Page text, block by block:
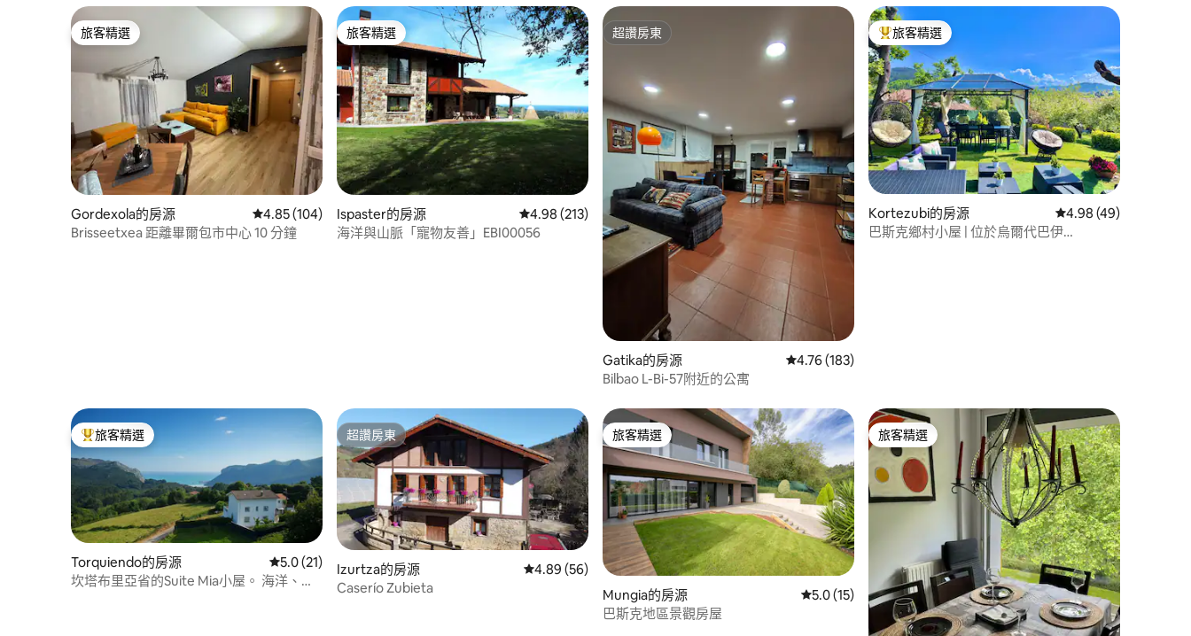
旅客精選
旅客精選
Gordexola的房源 從 104 則評價中獲得 4.85 的平均評分（滿分 5 分）
4.85 (104)
Brisseetxea 距離畢爾包市中心 10 分鐘
旅客精選
旅客精選
Ispaster的房源 從 213 則評價中獲得 4.98 的平均評分（滿分 5 分）
4.98 (213)
海洋與山脈「寵物友善」EBI00056
超讚房東
超讚房東
Gatika的房源 從 183 則評價中獲得 4.76 的平均評分（滿分 5 分）
4.76 (183)
Bilbao L-Bi-57附近的公寓
旅客精選榜首
旅客精選
Kortezubi的房源 從 49 則評價中獲得
4.98 (49)
巴斯克鄉村小屋 | 位於烏爾代巴伊
旅客精選榜首
旅客精選
Torquiendo的房源 從 21 則評價中獲得 5.0 的平均評分（滿分 5 分）
5.0 (21)
坎塔布里亞省的Suite Mia小屋。 海洋、海
超讚房東
超讚房東
Izurtza的房源 從 56 則評價中獲得 4.89 的平均評分（滿分 5 分）
4.89 (56)
Caserío Zubieta
旅客精選
旅客精選
Mungia的房源 從 15 則評價中獲得 5.0 的平均評分（滿分 5 分）
5.0 (15)
巴斯克地區景觀房屋
旅客精選
旅客精選